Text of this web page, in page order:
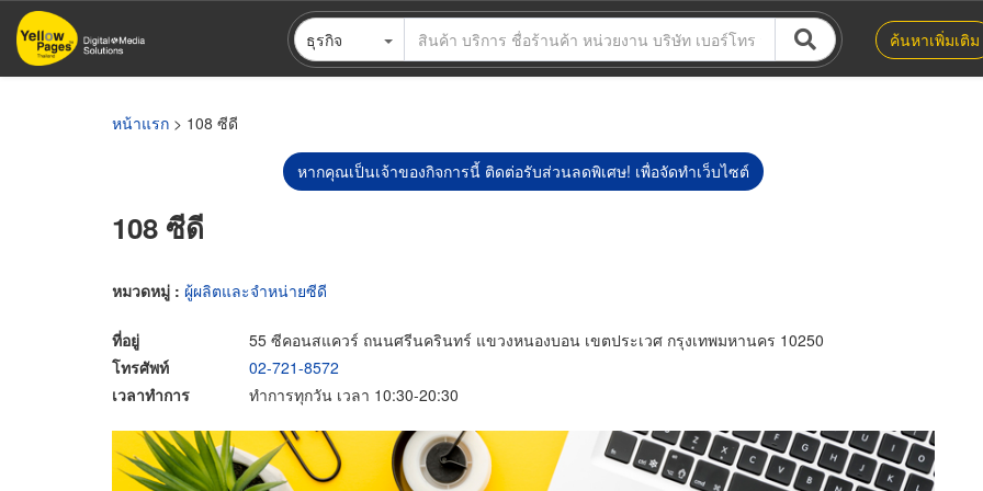
ข้าม
ไป
ธุรกิจ ค้นหาเพิ่มเติม
หน้าแรก > 108 ซีดี
หากคุณเป็นเจ้าของกิจการนี้ ติดต่อรับส่วนลดพิเศษ! เพื่อจัดทำเว็บไซต์
108 ซีดี
หมวดหมู่ : ผู้ผลิตและจำหน่ายซีดี
ที่อยู่
55 ซีคอนสแควร์ ถนนศรีนครินทร์ แขวงหนองบอน เขตประเวศ กรุงเทพมหานคร 10250
โทรศัพท์
02-721-8572
เวลาทำการ
ทำการทุกวัน เวลา 10:30-20:30